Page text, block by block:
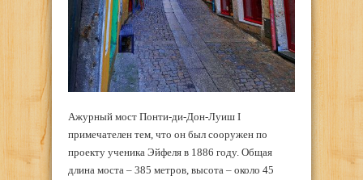
Ажурный мост Понти-ди-Дон-Луиш I
примечателен тем, что он был сооружен по
проекту ученика Эйфеля в 1886 году. Общая
длина моста – 385 метров, высота – около 45